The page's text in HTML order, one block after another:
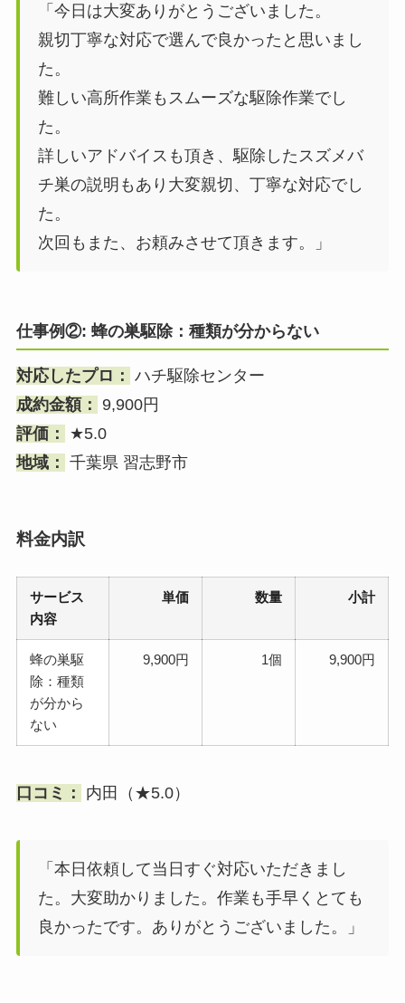
「今日は大変ありがとうございました。
親切丁寧な対応で選んで良かったと思いまし
た。
難しい高所作業もスムーズな駆除作業でし
た。
詳しいアドバイスも頂き、駆除したスズメバ
チ巣の説明もあり大変親切、丁寧な対応でし
た。
次回もまた、お頼みさせて頂きます。」
仕事例②: 蜂の巣駆除：種類が分からない
対応したプロ： ハチ駆除センター
成約金額： 9,900円
評価：
★5.0
地域： 千葉県 習志野市
料金内訳
サービス
内容
単価 数量 小計
蜂の巣駆
除：種類
が分から
ない
9,900円 1個 9,900円
口コミ： 内田（★5.0）
「本日依頼して当日すぐ対応いただきまし
た。大変助かりました。作業も手早くとても
良かったです。ありがとうございました。」